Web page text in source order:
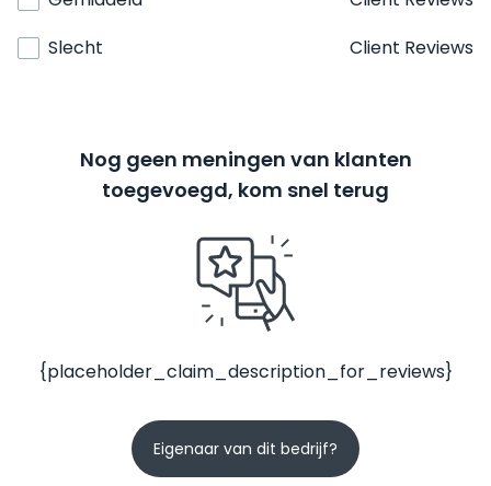
Slecht
Client Reviews
Nog geen meningen van klanten
toegevoegd, kom snel terug
{placeholder_claim_description_for_reviews}
Eigenaar van dit bedrijf?